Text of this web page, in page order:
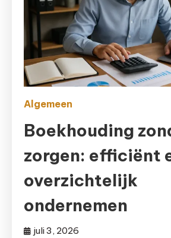
Algemeen
Boekhouding
zorgen: efficiënt
overzichtelijk
ondernemen
juli 3, 2026